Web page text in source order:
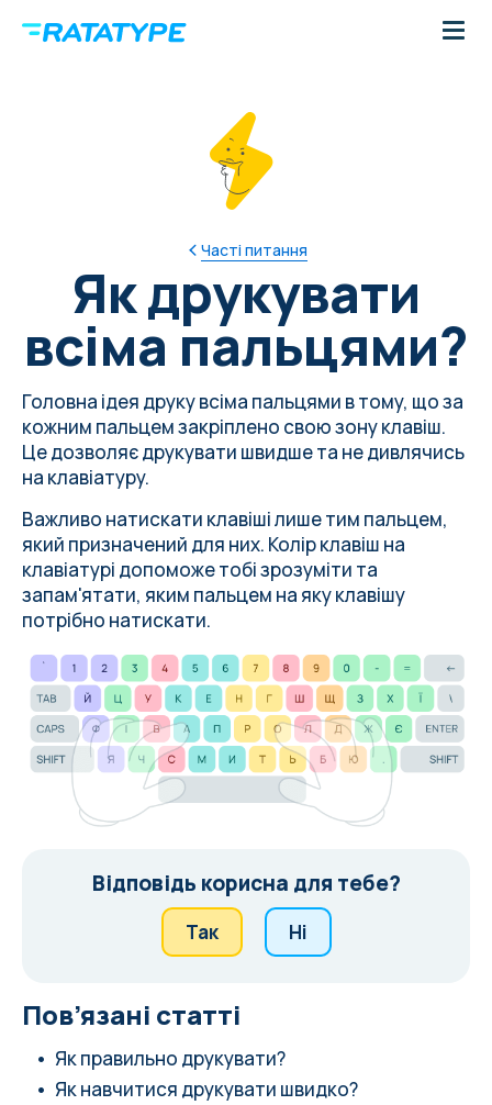
Часті питання
Як друкувати
всіма пальцями?
Головна ідея друку всіма пальцями в тому, що за
кожним пальцем закріплено свою зону клавіш.
Це дозволяє друкувати швидше та не дивлячись
на клавіатуру.
Важливо натискати клавіші лише тим пальцем,
який призначений для них. Колір клавіш на
клавіатурі допоможе тобі зрозуміти та
запам'ятати, яким пальцем на яку клавішу
потрібно натискати.
Відповідь корисна для тебе?
Так Ні
Пов’язані статті
Як правильно друкувати?
Як навчитися друкувати швидко?